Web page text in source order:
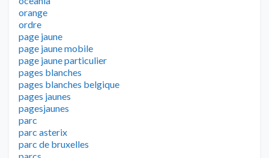
orange
ordre
page jaune
page jaune mobile
page jaune particulier
pages blanches
pages blanches belgique
pages jaunes
pagesjaunes
parc
parc asterix
parc de bruxelles